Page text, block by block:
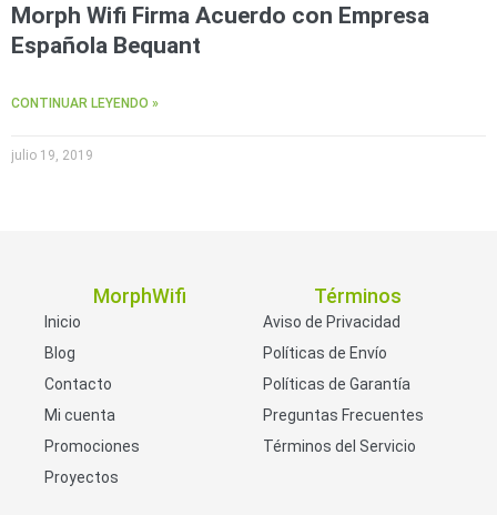
Morph Wifi Firma Acuerdo con Empresa
Española Bequant
CONTINUAR LEYENDO »
julio 19, 2019
MorphWifi
Inicio
Blog
Contacto
Mi cuenta
Promociones
Proyectos
Términos
Aviso de Privacidad
Políticas de Envío
Políticas de Garantía
Preguntas Frecuentes
Términos del Servicio